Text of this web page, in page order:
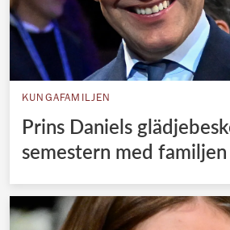
KUNGAFAMILJEN
Prins Daniels
semestern med familjen